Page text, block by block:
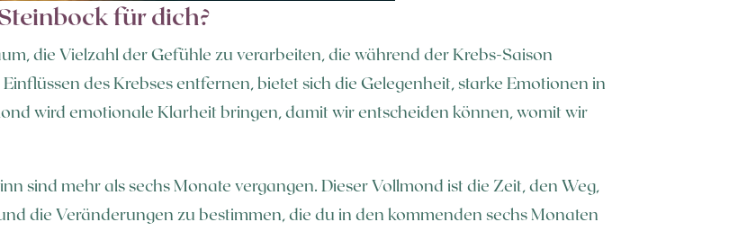
für dich?
die Vielzahl der Gefühle zu verarbeiten, die während der Krebs-Saison
des Krebses entfernen, bietet sich die Gelegenheit, starke Emotionen in
wird emotionale Klarheit bringen, damit wir entscheiden können, womit wir
sind mehr als sechs Monate vergangen. Dieser Vollmond ist die Zeit, den Weg,
die Veränderungen zu bestimmen, die du in den kommenden sechs Monaten